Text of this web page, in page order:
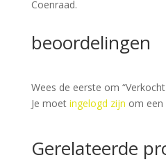
Coenraad.
beoordelingen
Wees de eerste om
Je moet ingelogd zijn om een
Gerelateerde